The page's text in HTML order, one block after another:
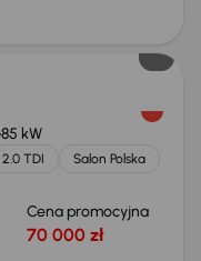
85 kW
2.0 TDI
Salon Polska
Cena promocyjna
70 000 zł